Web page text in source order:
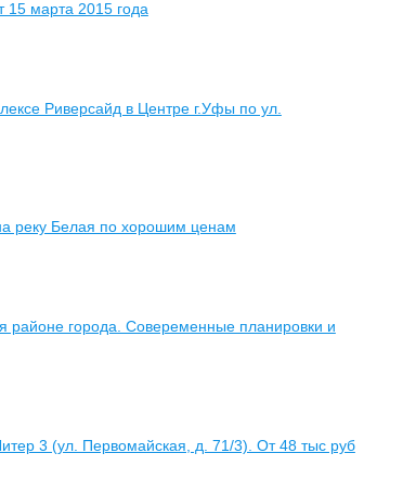
15 марта 2015 года
Риверсайд в Центре г.Уфы по ул.
реку Белая по хорошим ценам
районе города. Совеременные планировки и
3 (ул. Первомайская, д. 71/3). От 48 тыс руб